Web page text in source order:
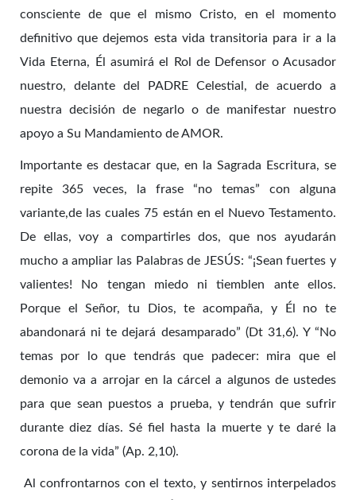
consciente de que el mismo Cristo, en el momento
definitivo que dejemos esta vida transitoria para ir a la
Vida Eterna, Él asumirá el Rol de Defensor o Acusador
nuestro, delante del PADRE Celestial, de acuerdo a
nuestra decisión de negarlo o de manifestar nuestro
apoyo a Su Mandamiento de AMOR.
Importante es destacar que, en la Sagrada Escritura, se
repite 365 veces, la frase “no temas” con alguna
variante,de las cuales 75 están en el Nuevo Testamento.
De ellas, voy a compartirles dos, que nos ayudarán
mucho a ampliar las Palabras de JESÚS: “¡Sean fuertes y
valientes! No tengan miedo ni tiemblen ante ellos.
Porque el Señor, tu Dios, te acompaña, y Él no te
abandonará ni te dejará desamparado” (Dt 31,6). Y “No
temas por lo que tendrás que padecer: mira que el
demonio va a arrojar en la cárcel a algunos de ustedes
para que sean puestos a prueba, y tendrán que sufrir
durante diez días. Sé fiel hasta la muerte y te daré la
corona de la vida” (Ap. 2,10).
Al confrontarnos con el texto, y sentirnos interpelados